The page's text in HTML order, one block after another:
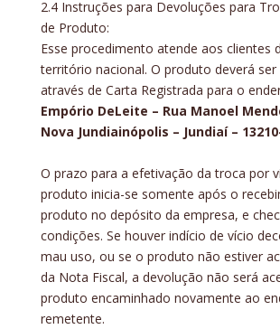
2.4 Instruções para Devoluções para
de Produto:
Esse procedimento atende aos clientes
território nacional. O produto deverá
através de Carta Registrada para o
Empório DeLeite – Rua Manoel
Nova Jundiainópolis – Jundiaí –
O prazo para a efetivação da troca por
produto inicia-se somente após o
produto no depósito da empresa, e
condições. Se houver indício de vício
mau uso, ou se o produto não estiver
da Nota Fiscal, a devolução não será
produto encaminhado novamente ao
remetente.